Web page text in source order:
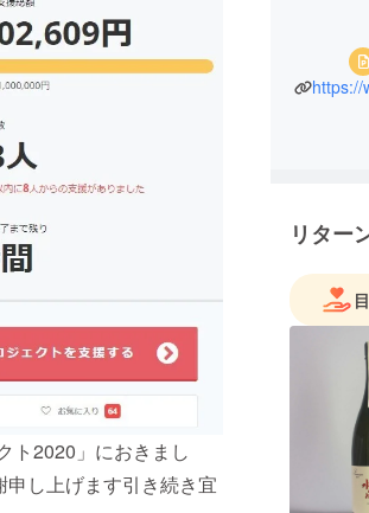
ト2020」におきまし
し上げます引き続き宜
リター